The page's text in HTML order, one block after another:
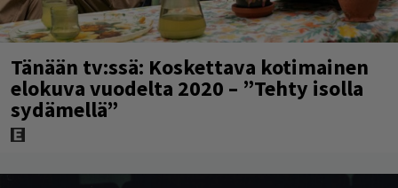
Tänään tv:ssä: Koskettava kotimainen
elokuva vuodelta 2020 – ”Tehty isolla
sydämellä”